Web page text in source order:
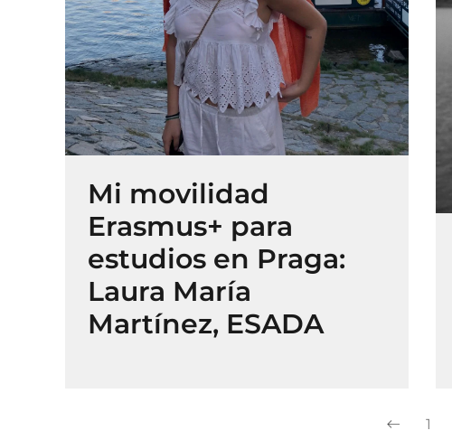
Mi movilidad
Erasmus+ para
estudios en Praga:
Laura María
Martínez, ESADA
1